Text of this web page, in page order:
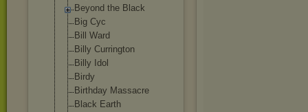
Beyond the Black
Big Cyc
Bill Ward
Billy Currington
Billy Idol
Birdy
Birthday Massacre
Black Earth